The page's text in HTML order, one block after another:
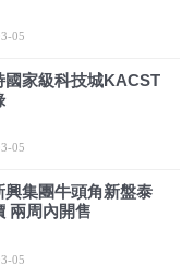
05
國家級科技城KACST
05
興集團牛頭角新盤泰
兩周內開售
05